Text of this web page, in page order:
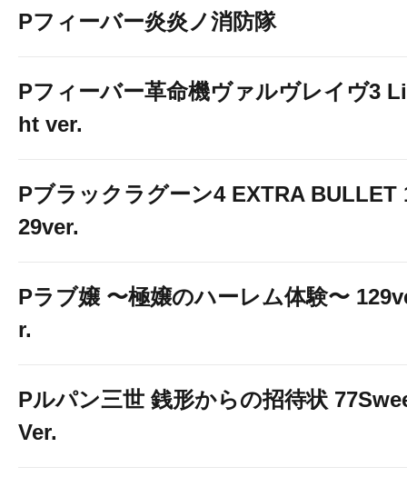
Pフィーバー炎炎ノ消防隊
Pフィーバー革命機ヴァルヴレイヴ3
ht ver.
Pブラックラグーン4 EXTRA BULLET
29ver.
Pラブ嬢 〜極嬢のハーレム体験〜
r.
Pルパン三世 銭形からの招待状
Ver.